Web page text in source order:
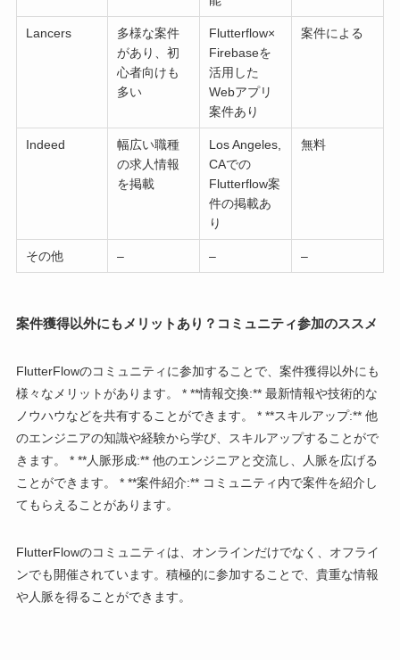
Lancers
多様な案件
があり、初
心者向けも
多い
Flutterflow×
Firebaseを
活用した
Webアプリ
案件あり
案件による
Indeed
幅広い職種
の求人情報
を掲載
Los Angeles,
CAでの
Flutterflow案
件の掲載あ
り
無料
その他 – – –
案件獲得以外にもメリットあり？コミュニティ参加のススメ
FlutterFlowのコミュニティに参加することで、案件獲得以外にも
様々なメリットがあります。 * **情報交換:** 最新情報や技術的な
ノウハウなどを共有することができます。 * **スキルアップ:** 他
のエンジニアの知識や経験から学び、スキルアップすることがで
きます。 * **人脈形成:** 他のエンジニアと交流し、人脈を広げる
ことができます。 * **案件紹介:** コミュニティ内で案件を紹介し
てもらえることがあります。
FlutterFlowのコミュニティは、オンラインだけでなく、オフライ
ンでも開催されています。積極的に参加することで、貴重な情報
や人脈を得ることができます。